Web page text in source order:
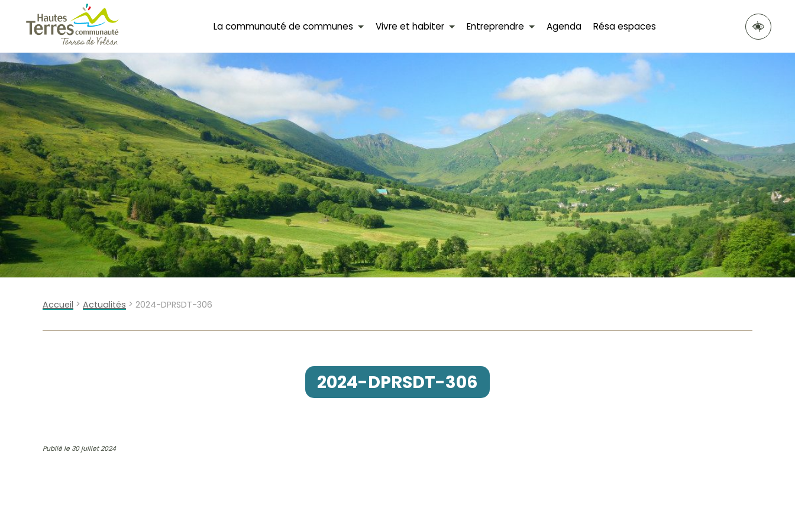
La communauté de communes Vivre et habiter Entreprendre Agenda Résa espaces
Accueil > Actualités > 2024-DPRSDT-306
2024-DPRSDT-306
Publié le 30 juillet 2024